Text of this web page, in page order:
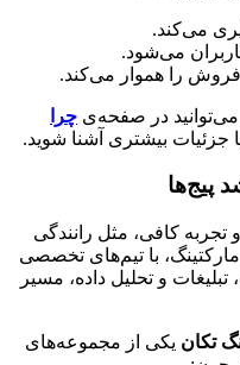
می‌کند.
می‌شود.
را هموار می‌کند.
می‌توانید در صفحه‌ی چرا
جزئیات بیشتری آشنا شوید.
پیج‌ها
تجربه کافی، مثل رانندگی
با تیم‌های تخصصی
و تحلیل داده، مسیر
تکان یکی از مجموعه‌های